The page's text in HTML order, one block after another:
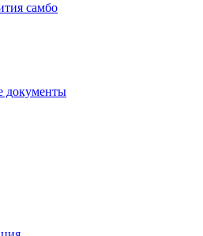
документы